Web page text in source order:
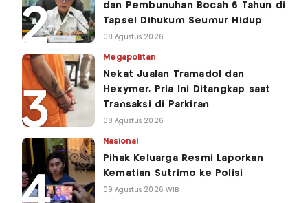
dan Pembunuhan Bocah 6 Tahun di
Tapsel Dihukum Seumur Hidup
08 Agustus 2026
Megapolitan
Nekat Jualan Tramadol dan
Hexymer, Pria Ini Ditangkap saat
Transaksi di Parkiran
08 Agustus 2026
Nasional
Pihak Keluarga Resmi Laporkan
Kematian Sutrimo ke Polisi
09 Agustus 2026 WIB